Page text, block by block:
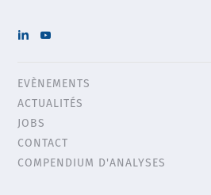
Header
menu
EVÈNEMENTS
ACTUALITÉS
JOBS
CONTACT
COMPENDIUM D'ANALYSES